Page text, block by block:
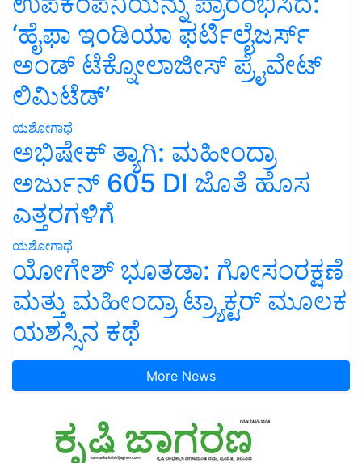
‘ಹೈಫಾ ಇಂಡಿಯಾ ಫರ್ಟಿಲೈಜರ್ಸ್
ಅಂಡ್ ಟೆಕ್ನೋಲಾಜೀಸ್ ಪ್ರೈವೇಟ್
ಲಿಮಿಟೆಡ್’
ಯಶೋಗಾಥೆ
ಅಭಿಷೇಕ್ ತ್ಯಾಗಿ: ಮಹೀಂದ್ರಾ
ಅರ್ಜುನ್ 605 DI ಜೊತೆ ಹೊಸ
ಎತ್ತರಗಳಿಗೆ
ಯಶೋಗಾಥೆ
ಯೋಗೇಶ್ ಭೂತಡಾ: ಗೋಸಂರಕ್ಷಣೆ
ಮತ್ತು ಮಹೀಂದ್ರಾ ಟ್ರ್ಯಾಕ್ಟರ್ ಮೂಲಕ
ಯಶಸ್ಸಿನ ಕಥೆ
More News